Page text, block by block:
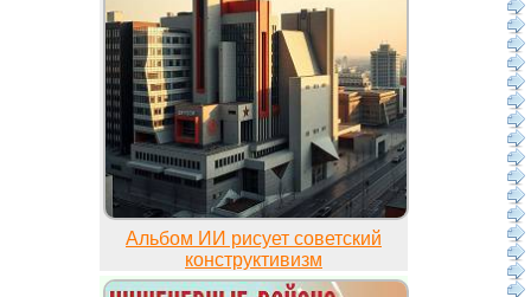
Альбом ИИ рисует советский
конструктивизм